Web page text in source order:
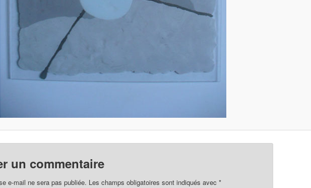
un commentaire
e-mail ne sera pas publiée. Les champs obligatoires sont indiqués avec *